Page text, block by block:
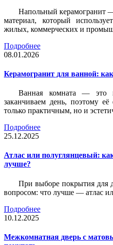
Напольный керамогранит
материал, который
жилых, коммерческих и
Подробнее
08.01.2026
Керамогранит для ванной:
Ванная комната — это
заканчиваем день, поэтому
только практичным, но и
Подробнее
25.12.2025
Атлас или полуглянцевый:
лучше?
При выборе покрытия для
вопросом: что лучше — атлас
Подробнее
10.12.2025
Межкомнатная дверь с